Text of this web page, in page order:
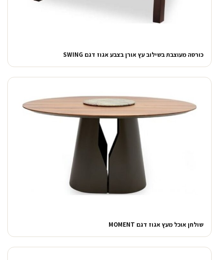
כורסה מעוצבת בשילוב עץ אורן בצבע אגוז דגם SWING
שולחן אוכל מעץ אגוז דגם MOMENT